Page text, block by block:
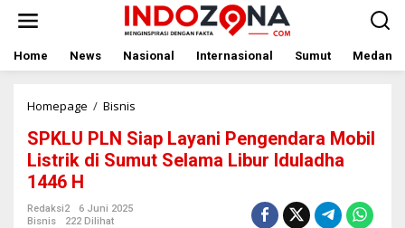
Home News Nasional Internasional Sumut Medan
Homepage / Bisnis
Siap
Layani
Pengendara
SPKLU PLN Siap Layani Pengendara Mobil
Listrik di Sumut Selama Libur Iduladha
1446 H
Redaksi2
6 Juni 2025
Bisnis
222 Dilihat